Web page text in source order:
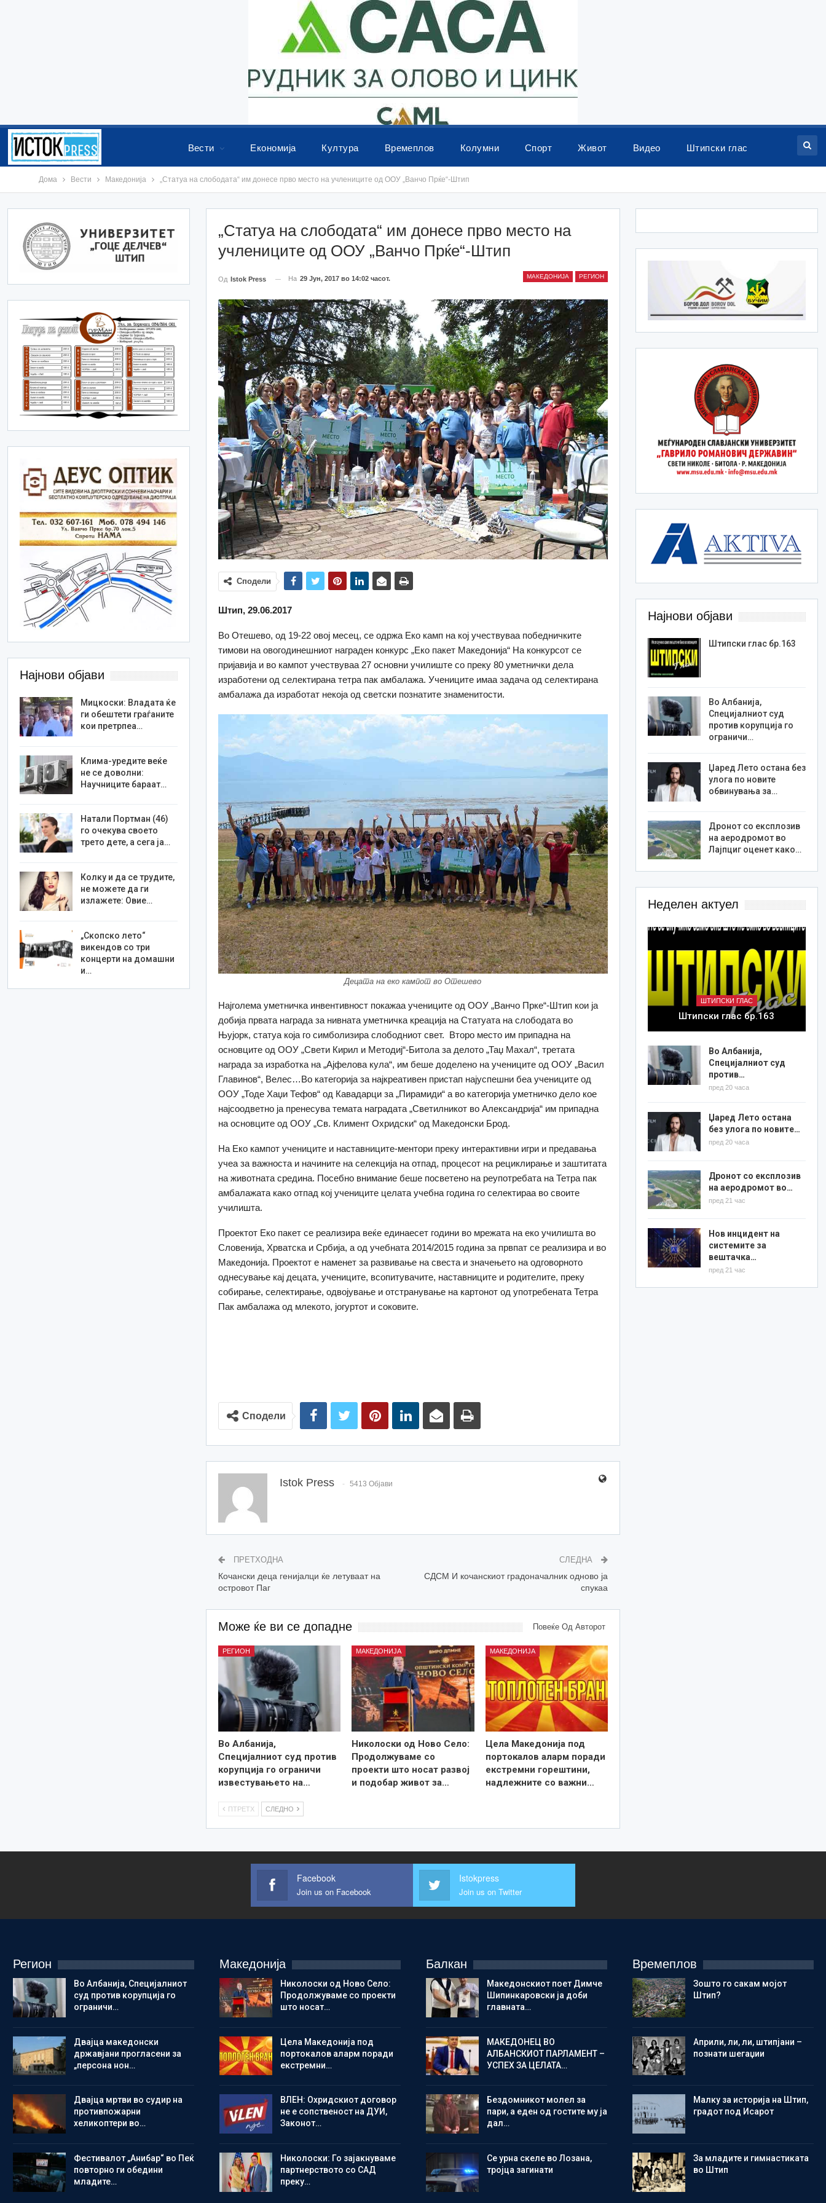
Вести Економија Култура Времеплов Колумни Спорт Живот Видео Штипски глас
Дома Вести Македонија „Статуа на слободата“ им донесе прво место на учлениците од ООУ „Ванчо Прќе“-Штип
„Статуа на слободата“ им донесе прво место на
учлениците од ООУ „Ванчо Прќе“-Штип
МАКЕДОНИЈА РЕГИОН
Од Istok Press На 29 Јун, 2017 во 14:02 часот.
Сподели
Штип, 29.06.2017
Во Отешево, од 19-22 овој месец, се одржа Еко камп на кој учествуваа победничките
тимови на овогодинешниот награден конкурс „Еко пакет Македонија“ На конкурсот се
пријавија и во кампот учествуваа 27 основни училиште со преку 80 уметнички дела
изработени од селектирана тетра пак амбалажа. Учениците имаа задача од селектирана
амбалажа да изработат некоја од светски познатите знаменитости.
Децата на еко кампот во Отешево
Најголема уметничка инвентивност покажаа учениците од ООУ „Ванчо Прке“-Штип кои ја
добија првата награда за нивната уметничка креација на Статуата на слободата во
Њујорк, статуа која го симболизира слободниот свет. Второ место им припадна на
основците од ООУ „Свети Кирил и Методиј“-Битола за делото „Таџ Махал“, третата
награда за изработка на „Ајфелова кула“, им беше доделено на учениците од ООУ „Васил
Главинов“, Велес…Во категорија за најкреативен пристап најуспешни беа учениците од
ООУ „Тоде Хаџи Тефов“ од Кавадарци за „Пирамиди“ а во категорија уметничко дело кое
најсоодветно ја пренесува темата наградата „Светилникот во Александрија“ им припадна
на основците од ООУ „Св. Климент Охридски“ од Македонски Брод.
На Еко кампот учениците и наставниците-ментори преку интерактивни игри и предавања
учеа за важноста и начините на селекција на отпад, процесот на рециклирање и заштитата
на животната средина. Посебно внимание беше посветено на реупотребата на Тетра пак
амбалажата како отпад кој учениците целата учебна година го селектираа во своите
училишта.
Проектот Еко пакет се реализира веќе единаесет години во мрежата на еко училишта во
Словенија, Хрватска и Србија, а од учебната 2014/2015 година за првпат се реализира и во
Македонија. Проектот е наменет за развивање на свеста и значењето на одговорното
однесување кај децата, учениците, всопитувачите, наставниците и родителите, преку
собирање, селектирање, одвојување и отстранување на картонот од употребената Тетра
Пак амбалажа од млекото, јогуртот и соковите.
Сподели
Istok Press 5413 Објави
ПРЕТХОДНА
Кочански деца генијалци ќе летуваат на
островот Паг
СЛЕДНА
СДСМ И кочанскиот градоначалник одново ја
спукаа
Може ќе ви се допадне Повеќе Од Авторот
РЕГИОН
Во Албанија,
Специјалниот суд против
корупција го ограничи
известувањето на…
МАКЕДОНИЈА
Николоски од Ново Село:
Продолжуваме со
проекти што носат развој
и подобар живот за…
МАКЕДОНИЈА
Цела Македонија под
портокалов аларм поради
екстремни горештини,
надлежните со важни…
ПТРЕТХ СЛЕДНО
Најнови објави
Штипски глас бр.163
Во Албанија,
Специјалниот суд
против корупција го
ограничи…
Џаред Лето остана без
улога по новите
обвинувања за…
Дронот со експлозив
на аеродромот во
Лајпциг оценет како…
Неделен актуел
ШТИПСКИ ГЛАС
Штипски глас бр.163
Во Албанија,
Специјалниот суд
против…
пред 20 часа
Џаред Лето остана
без улога по новите…
пред 20 часа
Дронот со експлозив
на аеродромот во…
пред 21 час
Нов инцидент на
системите за
вештачка…
пред 21 час
Најнови објави
Мицкоски: Владата ќе
ги обештети граѓаните
кои претрпеа…
Клима-уредите веќе
не се доволни:
Научниците бараат…
Натали Портман (46)
го очекува своето
трето дете, а сега ја…
Колку и да се трудите,
не можете да ги
излажете: Овие…
„Скопско лето“
викендов со три
концерти на домашни
и…
Facebook
Join us on Facebook
Istokpress
Join us on Twitter
Регион
Во Албанија, Специјалниот
суд против корупција го
ограничи…
Двајца македонски
државјани прогласени за
„персона нон…
Двајца мртви во судир на
противпожарни
хеликоптери во…
Фестивалот „Анибар“ во Пеќ
повторно ги обедини
младите…
Македонија
Николоски од Ново Село:
Продолжуваме со проекти
што носат…
Цела Македонија под
портокалов аларм поради
екстремни…
ВЛЕН: Охридскиот договор
не е сопственост на ДУИ,
Законот…
Николоски: Го зајакнуваме
партнерството со САД
преку…
Балкан
Македонскиот поет Димче
Шипинкаровски ја доби
главната…
МАКЕДОНЕЦ ВО
АЛБАНСКИОТ ПАРЛАМЕНТ –
УСПЕХ ЗА ЦЕЛАТА…
Бездомникот молел за
пари, а еден од гостите му ја
дал…
Се урна скеле во Лозана,
тројца загинати
Времеплов
Зошто го сакам мојот
Штип?
Aприли, ли, ли, штипјани –
познати шегаџии
Малку за историја на Штип,
градот под Исарот
Зa младите и гимнастиката
во Штип